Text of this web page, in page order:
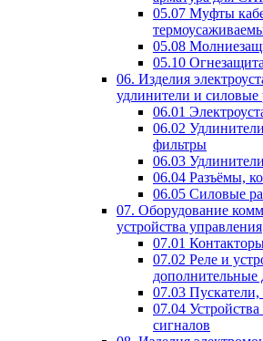
05.07 Муфты
05.08
05.10
06. Изделия
удлинители и силовые
06.01
06.02
фильтры
06.03
06.04 Разъёмы,
06.05 Силовые
07. Оборудование
устройства управления
07.01
07.02 Реле и
дополнительные
07.03
07.04
сигналов